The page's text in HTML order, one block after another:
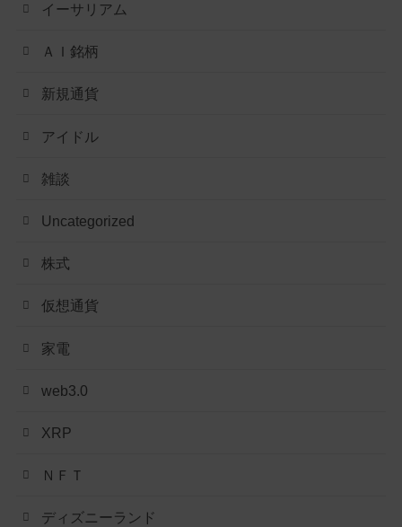
イーサリアム
ＡＩ銘柄
新規通貨
アイドル
雑談
Uncategorized
株式
仮想通貨
家電
web3.0
XRP
ＮＦＴ
ディズニーランド